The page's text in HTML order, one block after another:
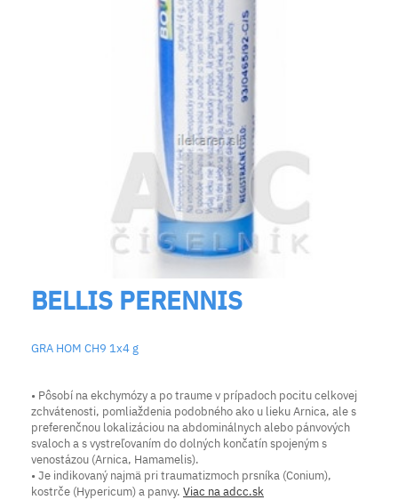
BELLIS PERENNIS
GRA HOM CH9 1x4 g
• Pôsobí na ekchymózy a po traume v prípadoch pocitu celkovej
zchvátenosti, pomliaždenia podobného ako u lieku Arnica, ale s
preferenčnou lokalizáciou na abdominálnych alebo pánvových
svaloch a s vystreľovaním do dolných končatín spojeným s
venostázou (Arnica, Hamamelis).
• Je indikovaný najmä pri traumatizmoch prsníka (Conium),
kostrče (Hypericum) a panvy. Viac na adcc.sk